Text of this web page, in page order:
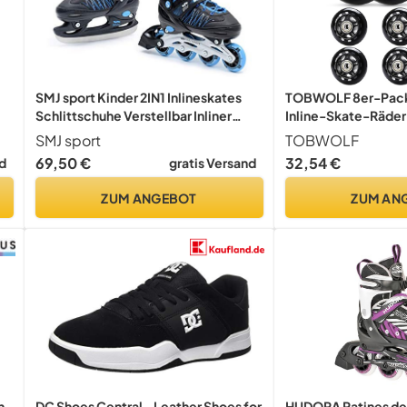
SMJ sport Kinder 2IN1 Inlineskates
Schlittschuhe Verstellbar Inliner
ABEC7 Jack
SMJ sport
69,50 €
gratis Versand
ZUM ANGEBOT
TOBWOLF 8er-
Inline-Skate-
Lagern, Rollschuh-
Mädchen und
TOBWOLF
32,54 €
ZUM